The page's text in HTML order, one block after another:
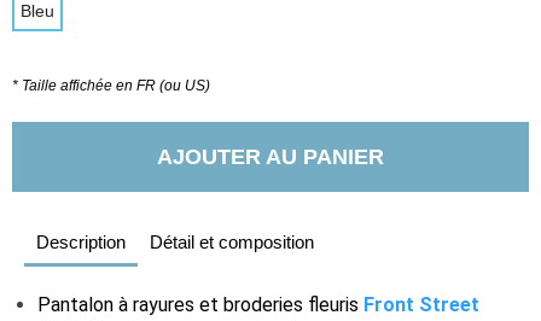
Bleu
* Taille affichée en FR (ou US)
AJOUTER AU PANIER
Description Détail et composition
Pantalon à rayures et broderies fleuris Front Street